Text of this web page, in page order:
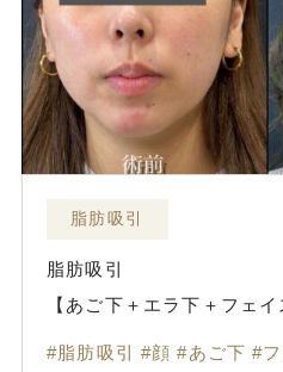
脂肪吸引
脂肪吸引
【あご下＋エラ下＋フェイ
脂肪吸引 顔 あご下